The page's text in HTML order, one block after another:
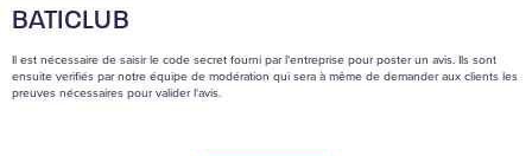
BATICLUB
Il est nécessaire de saisir le code secret fourni par l'entreprise pour poster un avis. Ils sont
ensuite verifiés par notre équipe de modération qui sera à même de demander aux clients les
preuves nécessaires pour valider l'avis.